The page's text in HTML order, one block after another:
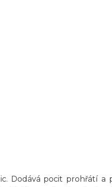
Dodává pocit prohřátí